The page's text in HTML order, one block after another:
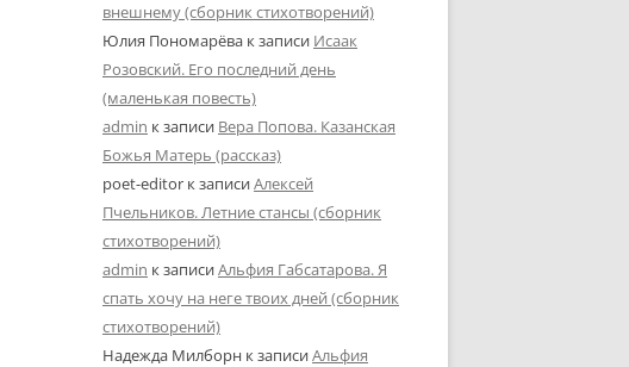
внешнему (сборник стихотворений)
Юлия Пономарёва к записи Исаак
Розовский. Его последний день
(маленькая повесть)
admin к записи Вера Попова. Казанская
Божья Матерь (рассказ)
poet-editor к записиАлексей
Пчельников. Летние стансы (сборник
стихотворений)
admin к записиАльфия Габсатарова. Я
спать хочу на неге твоих дней (сборник
стихотворений)
Надежда Милборн к записиАльфия